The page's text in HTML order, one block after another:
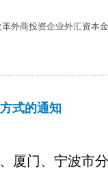
外商投资企业外汇资本
式的通知
厦门、宁波市分